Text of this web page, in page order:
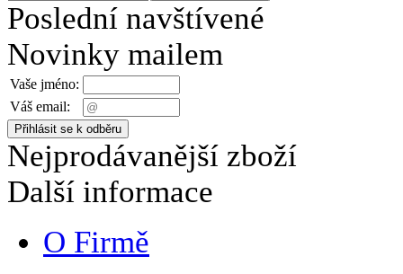
Poslední navštívené
Novinky mailem
Vaše jméno:
Váš email:
Nejprodávanější zboží
Další informace
O Firmě